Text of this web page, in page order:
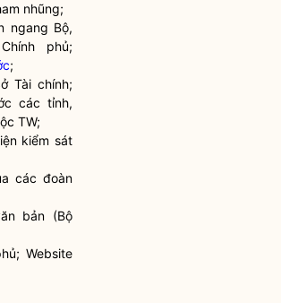
nhũng;
ngang Bộ,
phủ;
;
Tài chính;
các tỉnh,
TW;
kiểm sát
các đoàn
bản (Bộ
Website